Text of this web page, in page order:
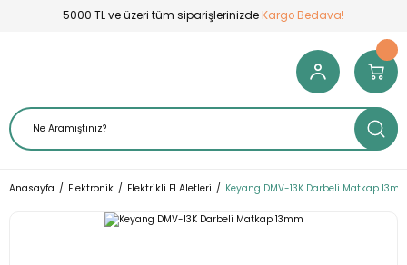
5000 TL ve üzeri tüm siparişlerinizde Kargo Bedava!
Anasayfa Elektronik Elektrikli El Aletleri Keyang DMV-13K Darbeli Matkap